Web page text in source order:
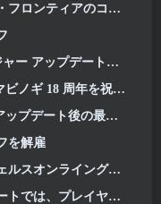
アのコラボレーション
され、海戦の見た目が改善されました
18 周年を祝いましょう
ア事件について公式声明を発表
を解雇
グローバル事前登録開始
と対戦する新しいレイドが導入されます